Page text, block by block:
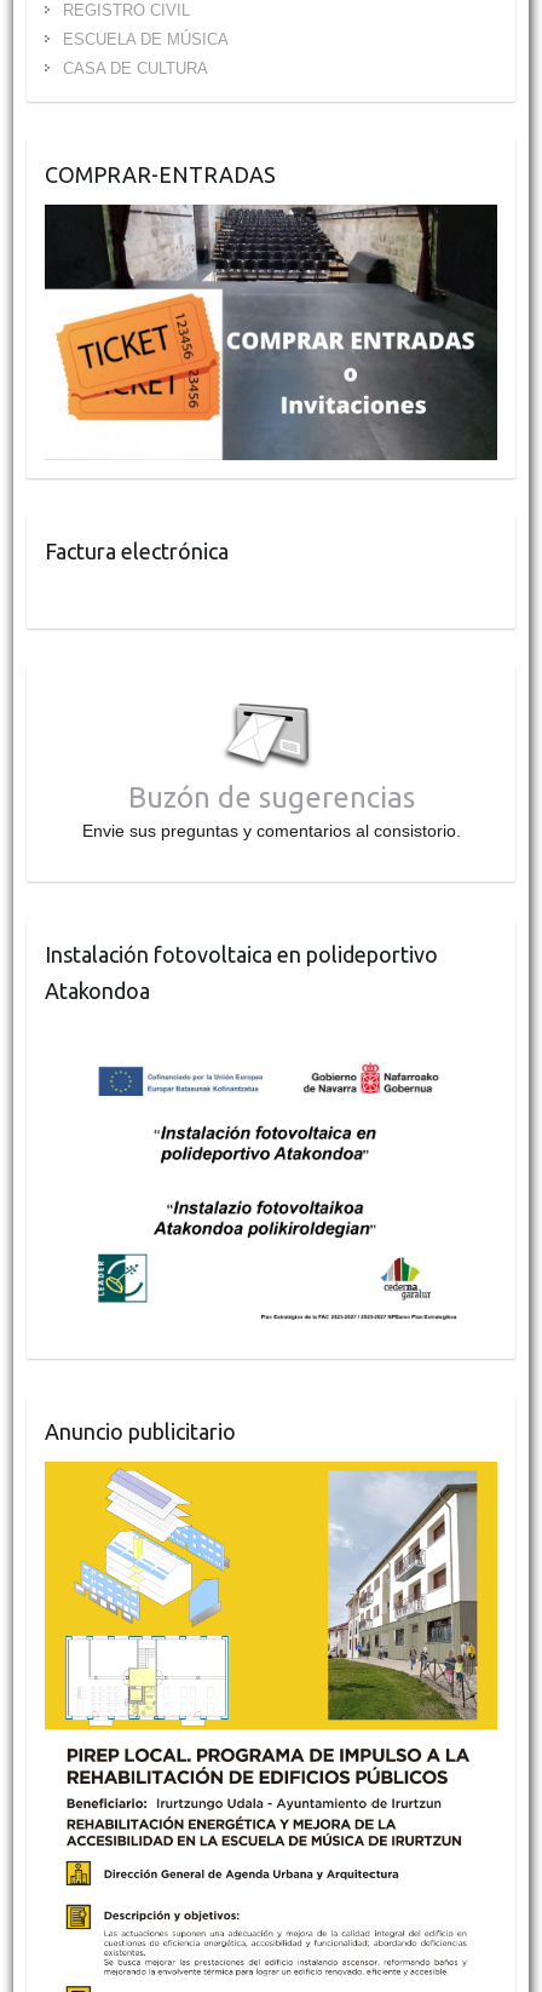
REGISTRO CIVIL
ESCUELA DE MÚSICA
CASA DE CULTURA
COMPRAR-ENTRADAS
Factura electrónica
Buzón de sugerencias
Envie sus preguntas y comentarios al consistorio.
Instalación fotovoltaica en polideportivo
Atakondoa
Anuncio publicitario